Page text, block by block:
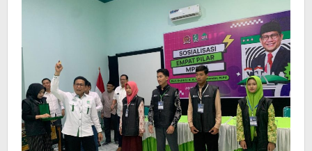
Emas
dan
Pesan
Inovasi
Hadapi
AI